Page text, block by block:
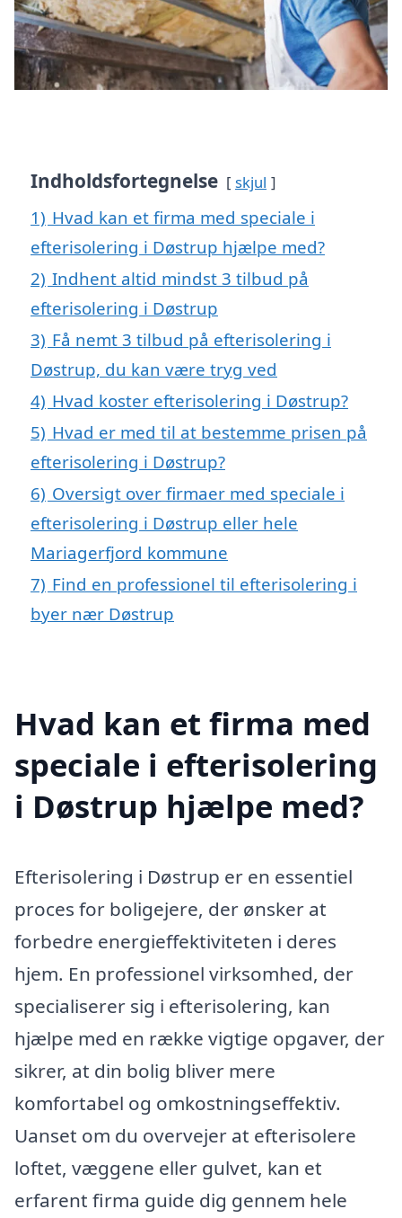
Indholdsfortegnelse skjul
1) Hvad kan et firma med speciale i
efterisolering i Døstrup hjælpe med?
2) Indhent altid mindst 3 tilbud på
efterisolering i Døstrup
3) Få nemt 3 tilbud på efterisolering i
Døstrup, du kan være tryg ved
4) Hvad koster efterisolering i Døstrup?
5) Hvad er med til at bestemme prisen på
efterisolering i Døstrup?
6) Oversigt over firmaer med speciale i
efterisolering i Døstrup eller hele
Mariagerfjord kommune
7) Find en professionel til efterisolering i
byer nær Døstrup
Hvad kan et firma med
speciale i efterisolering
i Døstrup hjælpe med?
Efterisolering i Døstrup er en essentiel
proces for boligejere, der ønsker at
forbedre energieffektiviteten i deres
hjem. En professionel virksomhed, der
specialiserer sig i efterisolering, kan
hjælpe med en række vigtige opgaver, der
sikrer, at din bolig bliver mere
komfortabel og omkostningseffektiv.
Uanset om du overvejer at efterisolere
loftet, væggene eller gulvet, kan et
erfarent firma guide dig gennem hele